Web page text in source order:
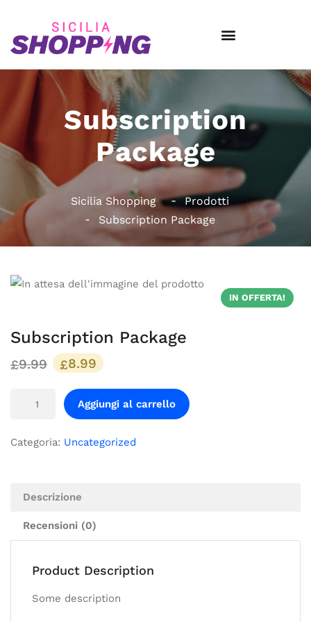
Subscription
Package
Sicilia Shopping
Prodotti
Subscription Package
IN OFFERTA!
Subscription Package
£9.99 £8.99
Aggiungi al carrello
Categoria: Uncategorized
Descrizione
Recensioni (0)
Product Description
Some description